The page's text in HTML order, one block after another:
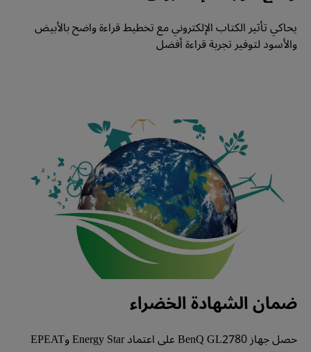
والأسود لتوفير تجربة قراءة أفضل
ضمان الشهادة الخضراء